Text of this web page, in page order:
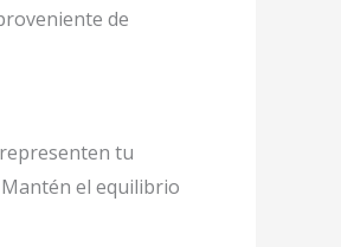
de
tu
el equilibrio